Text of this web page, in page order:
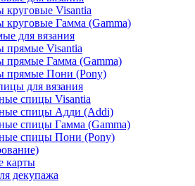
Visantia
Гамма (Gamma)
для вязания
прямые Visantia
прямые Гамма (Gamma)
прямые Пони (Pony)
для вязания
спицы Visantia
спицы Адди (Addi)
спицы Гамма (Gamma)
спицы Пони (Pony)
карты
декупажа